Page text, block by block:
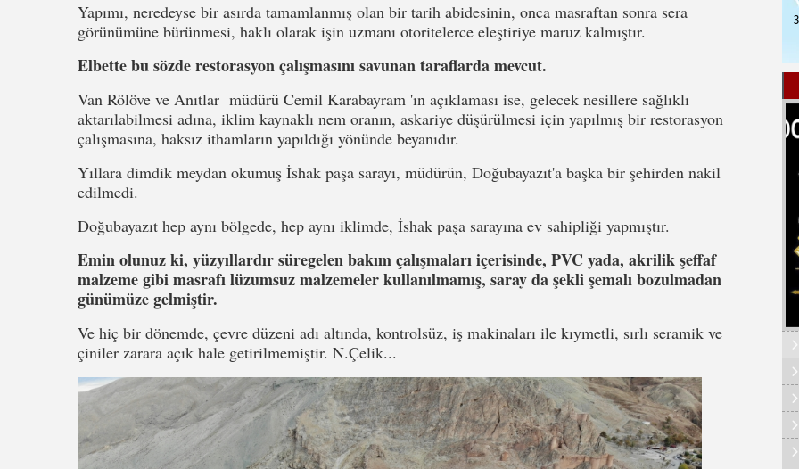
Yapımı, neredeyse bir asırda tamamlanmış olan bir tarih abidesinin, onca masraftan sonra sera
görünümüne bürünmesi, haklı olarak işin uzmanı otoritelerce eleştiriye maruz kalmıştır.
Elbette bu sözde restorasyon çalışmasını savunan taraflarda mevcut.
Van Rölöve ve Anıtlar müdürü Cemil Karabayram 'ın açıklaması ise, gelecek nesillere sağlıklı
aktarılabilmesi adına, iklim kaynaklı nem oranın, askariye düşürülmesi için yapılmış bir restorasyon
çalışmasına, haksız ithamların yapıldığı yönünde beyanıdır.
Yıllara dimdik meydan okumuş İshak paşa sarayı, müdürün, Doğubayazıt'a başka bir şehirden nakil
edilmedi.
Doğubayazıt hep aynı bölgede, hep aynı iklimde, İshak paşa sarayına ev sahipliği yapmıştır.
Emin olunuz ki, yüzyıllardır süregelen bakım çalışmaları içerisinde, PVC yada, akrilik şeffaf
malzeme gibi masrafı lüzumsuz malzemeler kullanılmamış, saray da şekli şemalı bozulmadan
günümüze gelmiştir.
Ve hiç bir dönemde, çevre düzeni adı altında, kontrolsüz, iş makinaları ile kıymetli, sırlı seramik ve
çiniler zarara açık hale getirilmemiştir. N.Çelik...